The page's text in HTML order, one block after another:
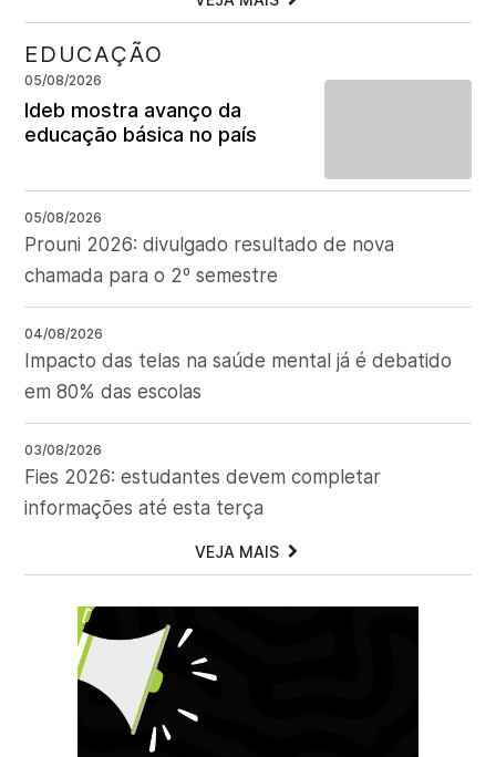
EDUCAÇÃO
05/08/2026
Ideb mostra avanço da
educação básica no país
05/08/2026
Prouni 2026: divulgado resultado de nova
chamada para o 2º semestre
04/08/2026
Impacto das telas na saúde mental já é debatido
em 80% das escolas
03/08/2026
Fies 2026: estudantes devem completar
informações até esta terça
VEJA MAIS